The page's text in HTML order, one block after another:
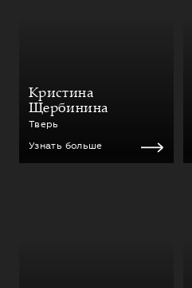
Кристина
Щербинина
Тверь
Узнать больше